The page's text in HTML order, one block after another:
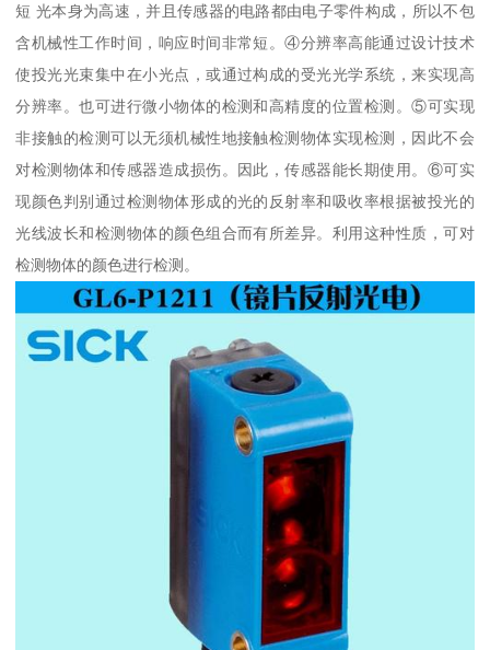
短 光本身为高速，并且传感器的电路都由电子零件构成，所以不包
含机械性工作时间，响应时间非常短。④分辨率高能通过设计技术
使投光光束集中在小光点，或通过构成的受光光学系统，来实现高
分辨率。也可进行微小物体的检测和高精度的位置检测。⑤可实现
非接触的检测可以无须机械性地接触检测物体实现检测，因此不会
对检测物体和传感器造成损伤。因此，传感器能长期使用。⑥可实
现颜色判别通过检测物体形成的光的反射率和吸收率根据被投光的
光线波长和检测物体的颜色组合而有所差异。利用这种性质，可对
检测物体的颜色进行检测。